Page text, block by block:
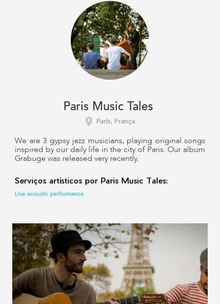
Paris Music Tales
Paris, França
We are 3 gypsy jazz musicians, playing original songs
inspired by our daily life in the city of Paris. Our album
Grabuge was released very recently.
Serviços artísticos por Paris Music Tales:
Live acoustic performance